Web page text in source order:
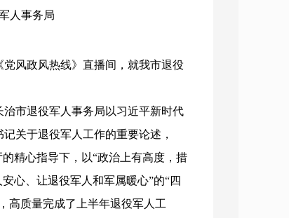
人事务局
风政风热线》直播间，就我市退役
市退役军人事务局以习近平新时代
关于退役军人工作的重要论述，
精心指导下，以“政治上有高度，措
心、让退役军人和军属暖心”的“四
高质量完成了上半年退役军人工